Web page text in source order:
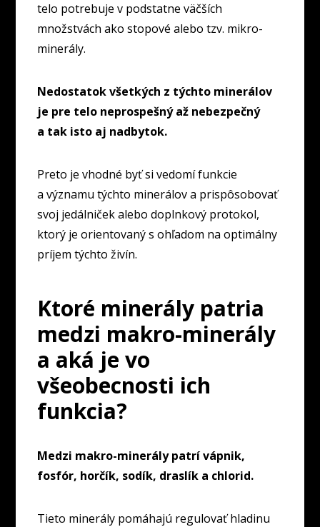
telo potrebuje v podstatne väčších
množstvách ako stopové alebo tzv. mikro-
minerály.
Nedostatok všetkých z týchto minerálov
je pre telo neprospešný až nebezpečný
a tak isto aj nadbytok.
Preto je vhodné byť si vedomí funkcie
a významu týchto minerálov a prispôsobovať
svoj jedálniček alebo doplnkový protokol,
ktorý je orientovaný s ohľadom na optimálny
príjem týchto živín.
Ktoré minerály patria
medzi makro-minerály
a aká je vo
všeobecnosti ich
funkcia?
Medzi makro-minerály patrí vápnik,
fosfór, horčík, sodík, draslík a chlorid.
Tieto minerály pomáhajú regulovať hladinu